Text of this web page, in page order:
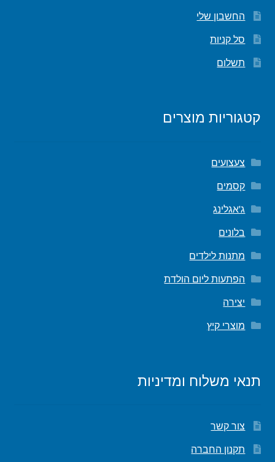
החשבון שלי
סל קניות
תשלום
קטגוריות מוצרים
צעצועים
קסמים
ג'אגלינג
בלונים
מתנות לילדים
הפתעות ליום הולדת
יצירה
מוצרי קיץ
תנאי משלוח ומדיניות
צור קשר
תקנון החברה